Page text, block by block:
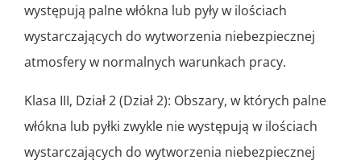
występują palne włókna lub pyły w ilościach
wystarczających do wytworzenia niebezpiecznej
atmosfery w normalnych warunkach pracy.
Klasa III, Dział 2 (Dział 2): Obszary, w których palne
włókna lub pyłki zwykle nie występują w ilościach
wystarczających do wytworzenia niebezpiecznej